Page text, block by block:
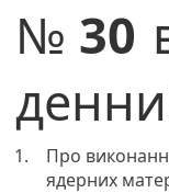
№ 30
1.
Про
ядерних